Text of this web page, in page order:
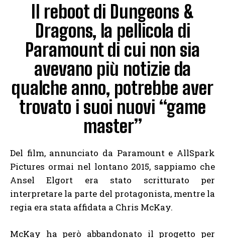
Il reboot di Dungeons &
Dragons, la pellicola di
Paramount di cui non sia
avevano più notizie da
qualche anno, potrebbe aver
trovato i suoi nuovi “game
master”
Del film, annunciato da Paramount e AllSpark
Pictures ormai nel lontano 2015, sappiamo che
Ansel Elgort era stato scritturato per
interpretare la parte del protagonista, mentre la
regia era stata affidata a Chris McKay.
McKay ha però abbandonato il progetto per